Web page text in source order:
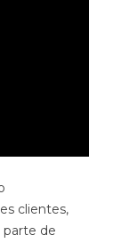
clientes,
parte de